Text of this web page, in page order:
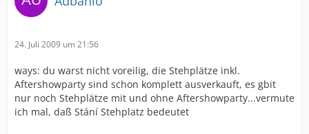
24. Juli 2009 um 21:56
ways: du warst nicht voreilig, die Stehplätze inkl.
Aftershowparty sind schon komplett ausverkauft, es gbit
nur noch Stehplätze mit und ohne Aftershowparty...vermute
ich mal, daß Stání Stehplatz bedeutet